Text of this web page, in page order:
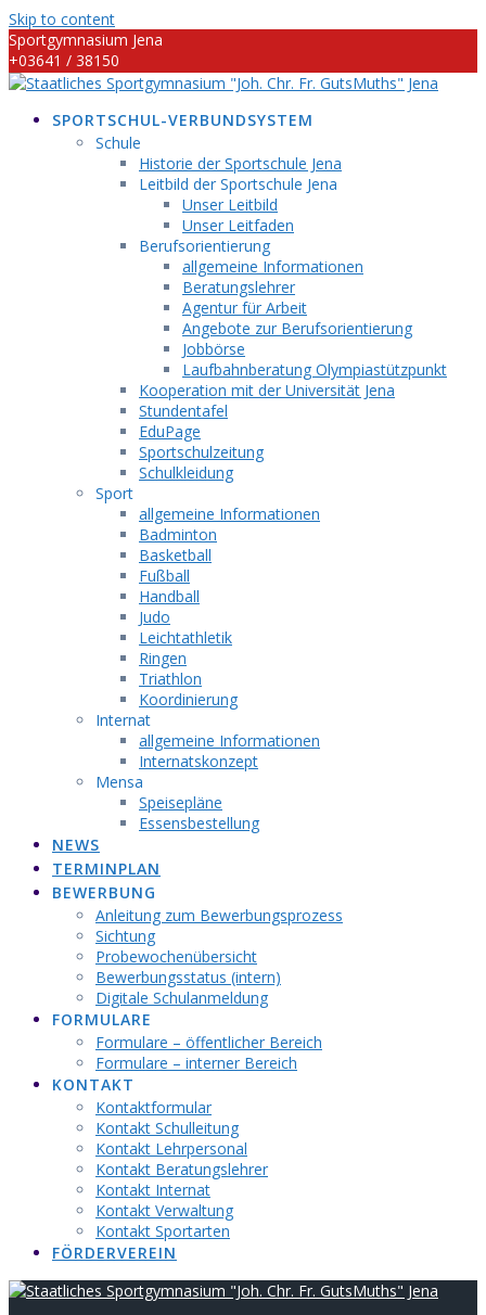
Skip to content
Sportgymnasium Jena
+03641 / 38150
info@sportgymnasium-jena.info
SPORTSCHUL-VERBUNDSYSTEM
Schule
Historie der Sportschule Jena
Leitbild der Sportschule Jena
Unser Leitbild
Unser Leitfaden
Berufsorientierung
allgemeine Informationen
Beratungslehrer
Agentur für Arbeit
Angebote zur Berufsorientierung
Jobbörse
Laufbahnberatung Olympiastützpunkt
Kooperation mit der Universität Jena
Stundentafel
EduPage
Sportschulzeitung
Schulkleidung
Sport
allgemeine Informationen
Badminton
Basketball
Fußball
Handball
Judo
Leichtathletik
Ringen
Triathlon
Koordinierung
Internat
allgemeine Informationen
Internatskonzept
Mensa
Speisepläne
Essensbestellung
NEWS
TERMINPLAN
BEWERBUNG
Anleitung zum Bewerbungsprozess
Sichtung
Probewochenübersicht
Bewerbungsstatus (intern)
Digitale Schulanmeldung
FORMULARE
Formulare – öffentlicher Bereich
Formulare – interner Bereich
KONTAKT
Kontaktformular
Kontakt Schulleitung
Kontakt Lehrpersonal
Kontakt Beratungslehrer
Kontakt Internat
Kontakt Verwaltung
Kontakt Sportarten
FÖRDERVEREIN